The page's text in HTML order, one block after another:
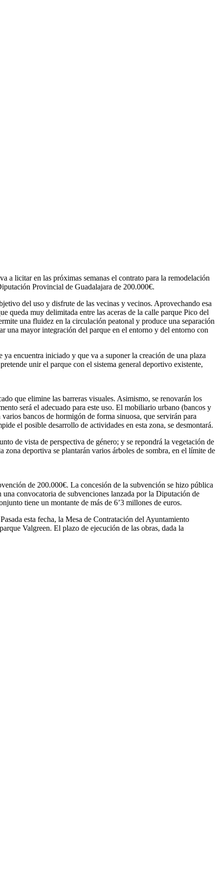
a licitar en las próximas semanas el contrato para la remodelación
Provincial de Guadalajara de 200.000€.
del uso y disfrute de las vecinas y vecinos. Aprovechando esa
queda muy delimitada entre las aceras de la calle parque Pico del
una fluidez en la circulación peatonal y produce una separación
una mayor integración del parque en el entorno y del entorno con
encuentra iniciado y que va a suponer la creación de una plaza
unir el parque con el sistema general deportivo existente,
que elimine las barreras visuales. Asimismo, se renovarán los
será el adecuado para este uso. El mobiliario urbano (bancos y
bancos de hormigón de forma sinuosa, que servirán para
el posible desarrollo de actividades en esta zona, se desmontará.
de vista de perspectiva de género; y se repondrá la vegetación de
zona deportiva se plantarán varios árboles de sombra, en el límite de
de 200.000€. La concesión de la subvención se hizo pública
convocatoria de subvenciones lanzada por la Diputación de
tiene un montante de más de 6’3 millones de euros.
esta fecha, la Mesa de Contratación del Ayuntamiento
Valgreen. El plazo de ejecución de las obras, dada la